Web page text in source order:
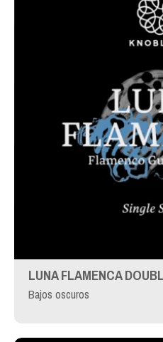
LUNA FLAMENCA
Bajos oscuros